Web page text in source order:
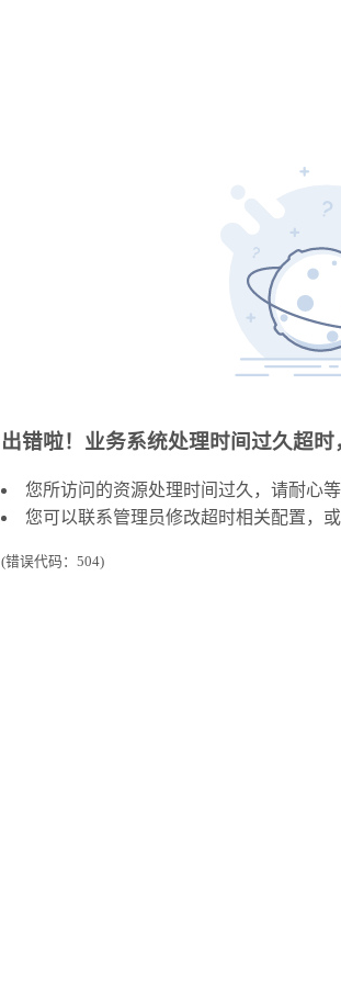
出错啦！业务系统处理时间过久超
您所访问的资源处理时间过久，请耐心
您可以联系管理员修改超时相关配置，
(错误代码：504)